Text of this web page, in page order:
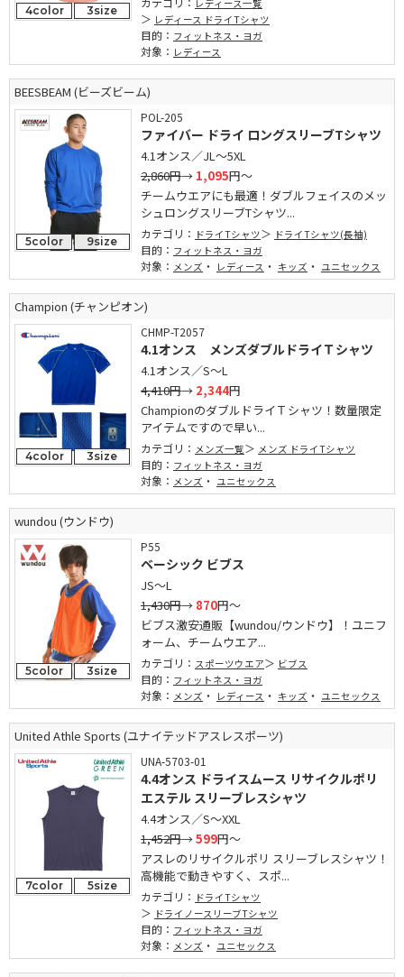
4color 3size
レディース一覧
レディース ドライTシャツ
目的： フィットネス・ヨガ
対象： レディース
BEESBEAM (ビーズビーム)
5color 9size
POL-205
ファイバー ドライ ロングスリーブTシャツ
4.1オンス／JL～5XL
2,860円→ 1,095円～
チームウエアにも最適！ダブルフェイスのメッ
シュロングスリーブTシャツ...
カテゴリ： ドライTシャツ ドライTシャツ(長袖)
目的： フィットネス・ヨガ
対象： メンズ ・ レディース ・ キッズ ・ ユニセックス
Champion (チャンピオン)
4color 3size
CHMP-T2057
4.1オンス メンズダブルドライＴシャツ
4.1オンス／S～L
4,410円→ 2,344円
ChampionのダブルドライＴシャツ！数量限定
アイテムですので早い...
カテゴリ： メンズ一覧 メンズ ドライTシャツ
目的： フィットネス・ヨガ
対象： メンズ ・ ユニセックス
wundou (ウンドウ)
5color 3size
P55
ベーシック ビブス
JS～L
1,430円→ 870円～
ビブス激安通販【wundou/ウンドウ】！ユニフ
ォーム、チームウエア...
カテゴリ： スポーツウエア ビブス
目的： フィットネス・ヨガ
対象： メンズ ・ レディース ・ キッズ ・ ユニセックス
United Athle Sports (ユナイテッドアスレスポーツ)
7color 5size
UNA-5703-01
4.4オンス ドライスムース リサイクルポリ
エステル スリーブレスシャツ
4.4オンス／S～XXL
1,452円→599円～
アスレのリサイクルポリ スリーブレスシャツ！
高機能で動きやすく、スポ...
カテゴリ： ドライTシャツ
ドライノースリーブTシャツ
目的： フィットネス・ヨガ
対象： メンズ ・ ユニセックス